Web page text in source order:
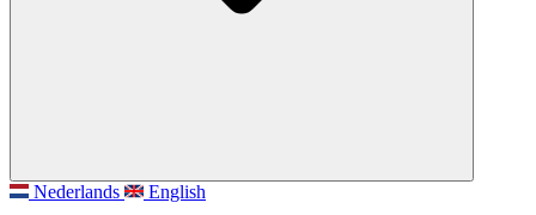
Nederlands
English